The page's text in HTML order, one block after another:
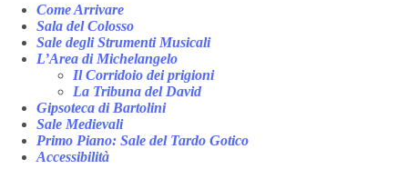
Come Arrivare
Sala del Colosso
Sale degli Strumenti Musicali
L’Area di Michelangelo
Il Corridoio dei prigioni
La Tribuna del David
Gipsoteca di Bartolini
Sale Medievali
Primo Piano: Sale del Tardo Gotico
Accessibilità